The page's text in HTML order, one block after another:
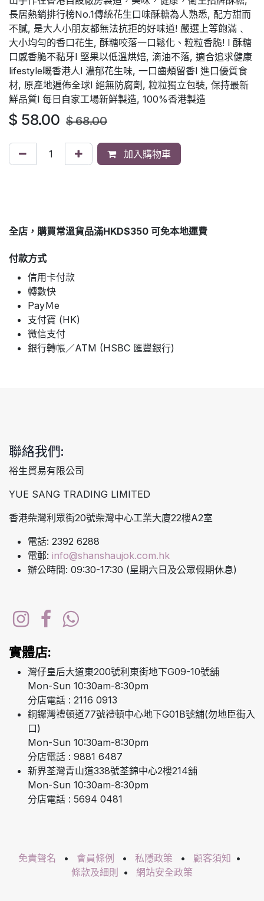
長居熱銷排行榜No.1傳統花生口味酥糖為人熟悉, 配方甜而
不膩, 是大人小朋友都無法抗拒的好味道! 嚴選上等飽滿﹑
大小均勻的香口花生, 酥糖咬落一口鬆化、粒粒香脆! l 酥糖
口感香脆不黏牙l 堅果以低溫烘焙, 滴油不落, 適合追求健康
lifestyle嘅香港人l 濃郁花生味, 一口齒頰留香l 進口優質食
材, 原產地遍佈全球l 絕無防腐劑, 粒粒獨立包裝, 保持最新
鮮品質l 每日自家工場新鮮製造, 100%香港製造
$ 58.00 $68.00
加入購物車
全店，購買常溫貨品滿HKD$350 可免本地運費
付款方式
信用卡付款
轉數快
PayＭe
支付寶 (HK)
微信支付
銀行轉帳／ATM (HSBC 匯豐銀行)
聯絡我們:
裕生貿易有限公司
YUE SANG TRADING LIMITED
香港柴灣利眾街20號柴灣中心工業大廈22樓A2室
電話: 2392 6288
電郵: info@shanshaujok.com.hk
辦公時間: 09:30-17:30 (星期六日及公眾假期休息)
實體店:
灣仔皇后大道東200號利東街地下G09-10號舖
Mon-Sun 10:30am-8:30pm
分店電話 : 2116 0913
銅鑼灣禮頓道77號禮頓中心地下G01B號舖(勿地臣街入
口)
Mon-Sun 10:30am-8:30pm
分店電話 : 9881 6487
新界荃灣青山道338號荃錦中心2樓214舖
Mon-Sun 10:30am-8:30pm
分店電話 : 5694 0481
免責聲名 • 會員條例 • 私隱政策 • 顧客須知 •
條款及細則 • 網站安全政策